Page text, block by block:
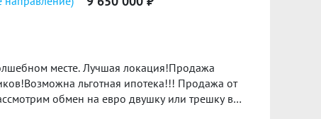
хороший дом!
выдачи заказов и школьный автобус,
от застройщика. Подходит семейная
ипотеки, продажей вашей
льготная ипотека!!! Продажа от
обмен на евро двушку или трешку в
правильной формы.В доме три спальни,